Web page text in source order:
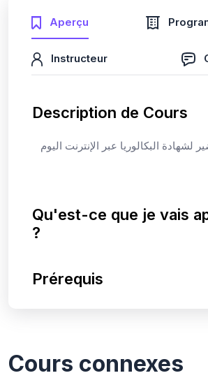
Aperçu
Instructeur
Description de Cours
لشهادة البكالوريا عبر الإنترنت اليوم
Qu'est-ce que je vais
?
Prérequis
Cours connexes